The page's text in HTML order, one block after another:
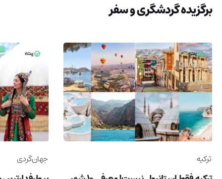
برگزیده گردشگری و سفر
ترکیه جهان‌گردی